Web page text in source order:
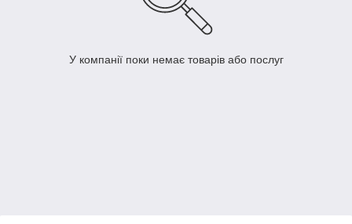
У компанії поки немає товарів або послуг